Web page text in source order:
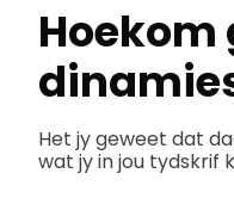
Het jy geweet dat
wat jy in jou tydskrif